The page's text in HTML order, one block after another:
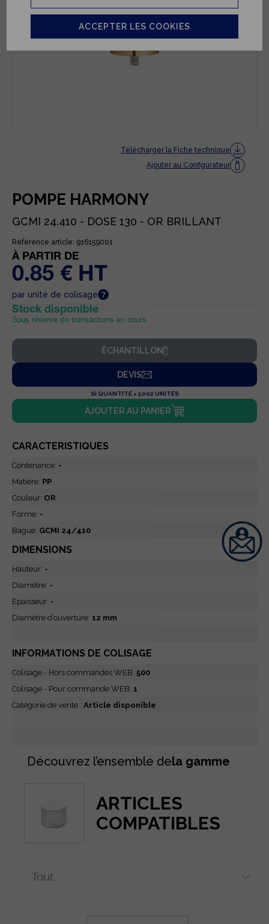
Télécharger la Fiche technique
Ajouter au Configurateur
POMPE HARMONY
GCMI 24.410 - DOSE 130 - OR BRILLANT
Référence article: 916159001
À PARTIR DE
0.85 € HT
par unité de colisage
Stock disponible
Sous réserve de transactions en cours
ÉCHANTILLON
DEVIS
SI QUANTITÉ > 5002 UNITÉS
AJOUTER AU PANIER
CARACTERISTIQUES
Contenance: -
Matière: PP
Couleur: OR
Forme: -
Bague: GCMI 24/410
DIMENSIONS
Hauteur: -
Diamètre: -
Epaisseur: -
Diamètre d’ouverture: 12 mm
INFORMATIONS DE COLISAGE
Colisage - Hors commandes WEB: 500
Colisage - Pour commande WEB: 1
Catégorie de vente : Article disponible
Découvrez l’ensemble dela gamme
ARTICLES
COMPATIBLES
ACCEPTER LES COOKIES